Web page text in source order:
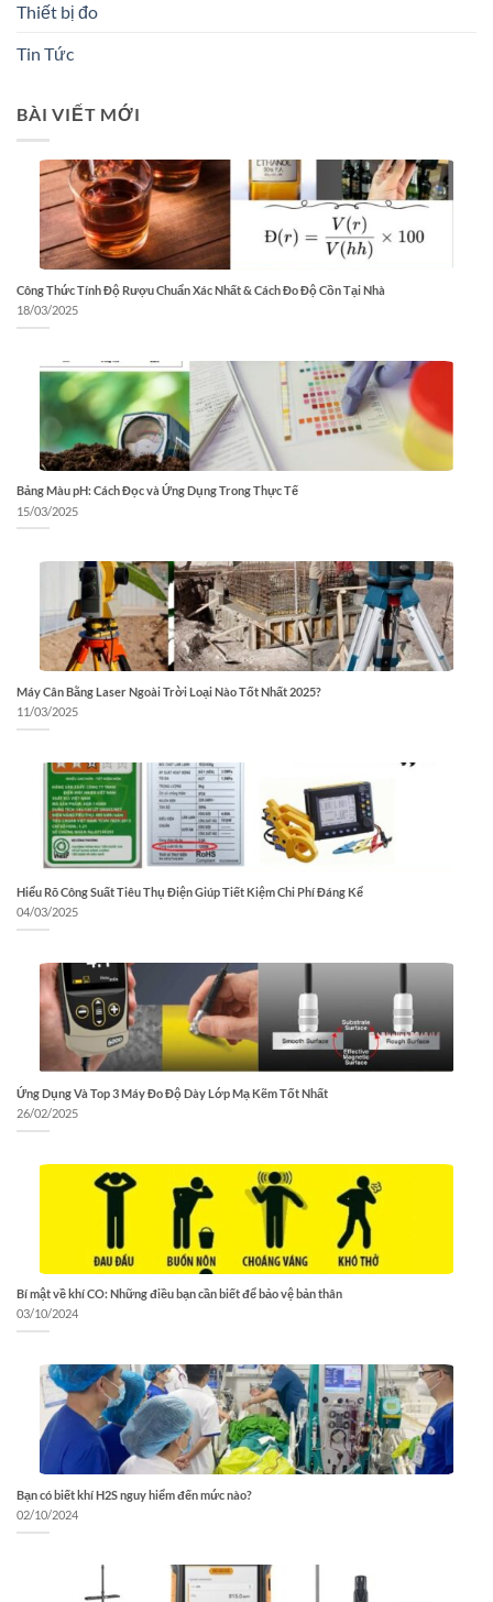
Thiết bị đo
Tin Tức
BÀI VIẾT MỚI
Công Thức Tính Độ Rượu Chuẩn Xác Nhất & Cách Đo Độ Cồn Tại Nhà
18/03/2025
Bảng Màu pH: Cách Đọc và Ứng Dụng Trong Thực Tế
15/03/2025
Máy Cân Bằng Laser Ngoài Trời Loại Nào Tốt Nhất 2025?
11/03/2025
Hiểu Rõ Công Suất Tiêu Thụ Điện Giúp Tiết Kiệm Chi Phí Đáng Kể
04/03/2025
Ứng Dụng Và Top 3 Máy Đo Độ Dày Lớp Mạ Kẽm Tốt Nhất
26/02/2025
Bí mật về khí CO: Những điều bạn cần biết để bảo vệ bản thân
03/10/2024
Bạn có biết khí H2S nguy hiểm đến mức nào?
02/10/2024